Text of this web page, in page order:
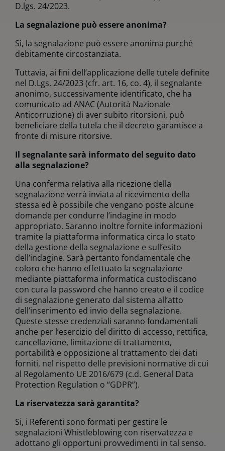
D.lgs. 24/2023.
La segnalazione può essere anonima?
Sì, la segnalazione può essere anonima purché
debitamente circostanziata.
Tuttavia, ai fini dell’applicazione delle tutele definite
nel D.Lgs. 24/2023 (cfr. art. 16, co. 4), il segnalante
anonimo, successivamente identificato, che ha
comunicato ad ANAC (Autorità Nazionale
Anticorruzione) di aver subito ritorsioni, può
beneficiare della tutela che il decreto garantisce a
fronte di misure ritorsive.
Il segnalante sarà informato del seguito dato
alla segnalazione?
Una conferma relativa alla ricezione della
segnalazione verrà inviata al ricevimento della
stessa ed è possibile che vengano poste alcune
domande per condurre l’indagine in modo
appropriato. Saranno inoltre fornite informazioni
tramite la piattaforma informatica circa lo stato
della gestione della segnalazione e sull’esito
dell’indagine. Sarà pertanto fondamentale che
coloro che hanno effettuato la segnalazione
mediante piattaforma informatica custodiscano
con cura la password che hanno creato e il codice
di segnalazione generato dal sistema all’atto
dell’inserimento ed invio della segnalazione.
Queste stesse credenziali saranno fondamentali
anche per l’esercizio del diritto di accesso, rettifica,
cancellazione, limitazione di trattamento,
portabilità e opposizione al trattamento dei dati
forniti, nel rispetto delle previsioni normative di cui
al Regolamento UE 2016/679 (c.d. General Data
Protection Regulation o “GDPR”).
La riservatezza sarà garantita? ​
Si, i Referenti sono formati per gestire le
segnalazioni Whistleblowing con riservatezza e
adottano gli opportuni provvedimenti in tal senso.